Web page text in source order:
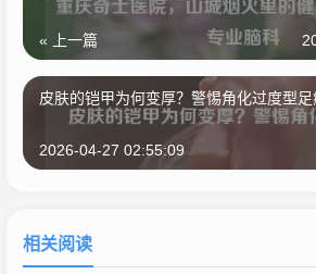
« 上一篇
皮肤的铠甲为何变厚？警惕角化过度型
2026-04-27 02:55:09
相关阅读